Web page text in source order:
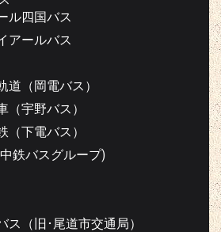
ル四国バス
アールバス
道（岡電バス）
（宇野バス）
（下電バス）
鉄バスグループ)
ス（旧･尾道市交通局）